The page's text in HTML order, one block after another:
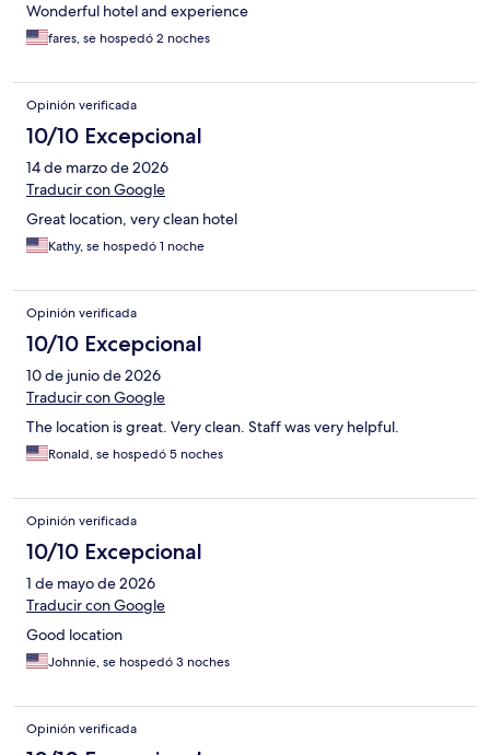
Wonderful hotel and experience
fares, se hospedó 2 noches
Opinión verificada
10/10 Excepcional
14 de marzo de 2026
Traducir con Google
Great location, very clean hotel
Kathy, se hospedó 1 noche
Opinión verificada
10/10 Excepcional
10 de junio de 2026
Traducir con Google
The location is great. Very clean. Staff was very helpful.
Ronald, se hospedó 5 noches
Opinión verificada
10/10 Excepcional
1 de mayo de 2026
Traducir con Google
Good location
Johnnie, se hospedó 3 noches
Opinión verificada